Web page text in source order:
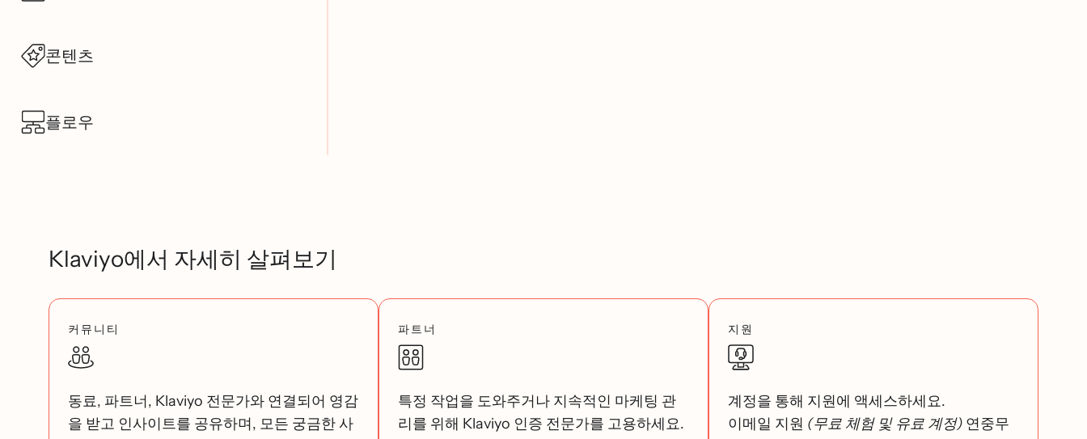
콘텐츠
플로우
Klaviyo에서 자세히 살펴보기
커뮤니티
동료, 파트너, Klaviyo 전문가와 연결되어 영감
을 받고 인사이트를 공유하며, 모든 궁금한 사
파트너
특정 작업을 도와주거나 지속적인 마케팅 관
리를 위해 Klaviyo 인증 전문가를 고용하세요.
지원
계정을 통해 지원에 액세스하세요.
이메일 지원 (무료 체험 및 유료 계정) 연중무